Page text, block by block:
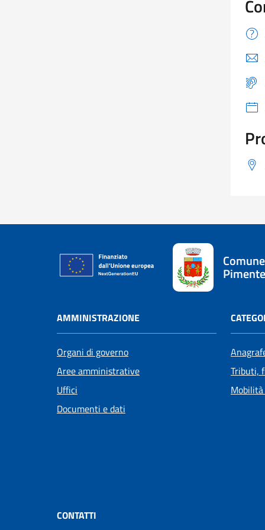
AMMINISTRAZIONE
Organi di governo
Aree amministrative
Uffici
Documenti e dati
Tributi,
CONTATTI